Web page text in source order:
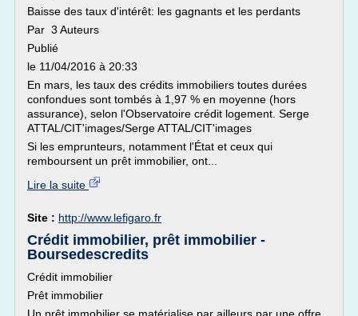
Baisse des taux d'intérêt: les gagnants et les perdants
Par 3 Auteurs
Publié
le 11/04/2016 à 20:33
En mars, les taux des crédits immobiliers toutes durées
confondues sont tombés à 1,97 % en moyenne (hors
assurance), selon l'Observatoire crédit logement. Serge
ATTAL/CIT'images/Serge ATTAL/CIT'images
Si les emprunteurs, notamment l'État et ceux qui
remboursent un prêt immobilier, ont...
Lire la suite
Site : http://www.lefigaro.fr
Crédit immobilier, prêt immobilier -
Boursedescredits
Crédit immobilier
Prêt immobilier